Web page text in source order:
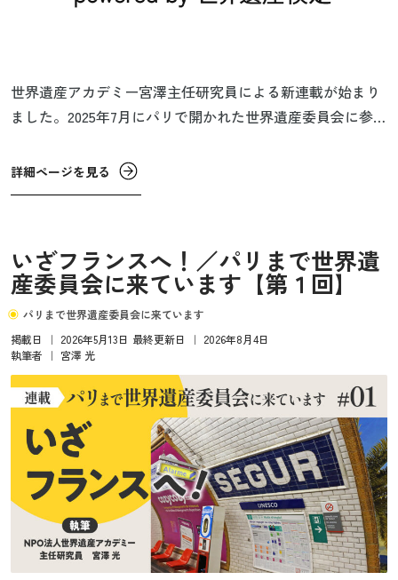
世界遺産アカデミー宮澤主任研究員による新連載が始まり
ました。2025年7月にパリで開かれた世界遺産委員会に参加
詳細ページを見る
いざフランスへ！／パリまで世界遺
産委員会に来ています【第１回】
パリまで世界遺産委員会に来ています
掲載日
｜ 2026年5月13日 最終更新日 ｜ 2026年8月4日
執筆者
｜ 宮澤 光